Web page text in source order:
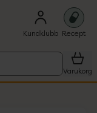
Kundklubb Recept
Varukorg